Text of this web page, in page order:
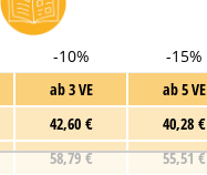
-10%
-15%
ab 3 VE
ab 5 VE
42,60 € 40,28 €
58,79 € 55,51 €